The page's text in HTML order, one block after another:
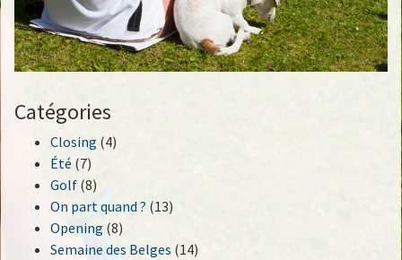
Catégories
Closing (4)
Été (7)
Golf (8)
On part quand ? (13)
Opening (8)
Semaine des Belges (14)